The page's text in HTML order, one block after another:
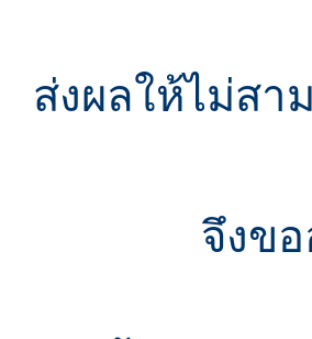
ส่งผลให้ไม่สา
จึงข